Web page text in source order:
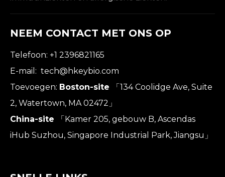
NEEM CONTACT MET ONS OP
Telefoon: +1 2396821165
E-mail: tech@hkeybio.com
Toevoegen: Boston-site
「134 Coolidge Ave, Suite
2, Watertown, MA 02472」
China-site
「Kamer 205, gebouw B, Ascendas
iHub Suzhou, Singapore Industrial Park, Jiangsu」